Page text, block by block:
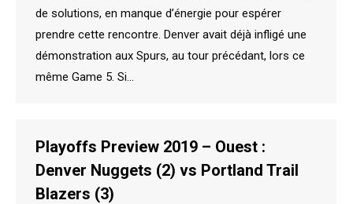
de solutions, en manque d’énergie pour espérer
prendre cette rencontre. Denver avait déjà infligé une
démonstration aux Spurs, au tour précédant, lors ce
même Game 5. Si…
Playoffs Preview 2019 – Ouest :
Denver Nuggets (2) vs Portland Trail
Blazers (3)